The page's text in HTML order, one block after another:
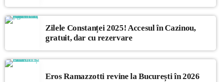
Zilele Constanței 2025! Accesul în Cazinou,
gratuit, dar cu rezervare
Eros Ramazzotti revine la București în 2026